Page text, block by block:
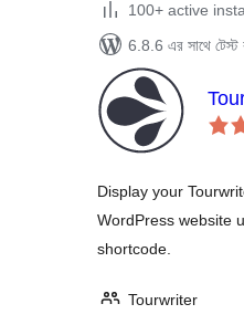
100+ active
6.8.6 এর সাথে টেস্ট
Display your
WordPress website
shortcode.
Tourwriter